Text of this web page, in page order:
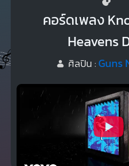
คอร์ดเพลง
Heavens
ศิลปิน : Guns